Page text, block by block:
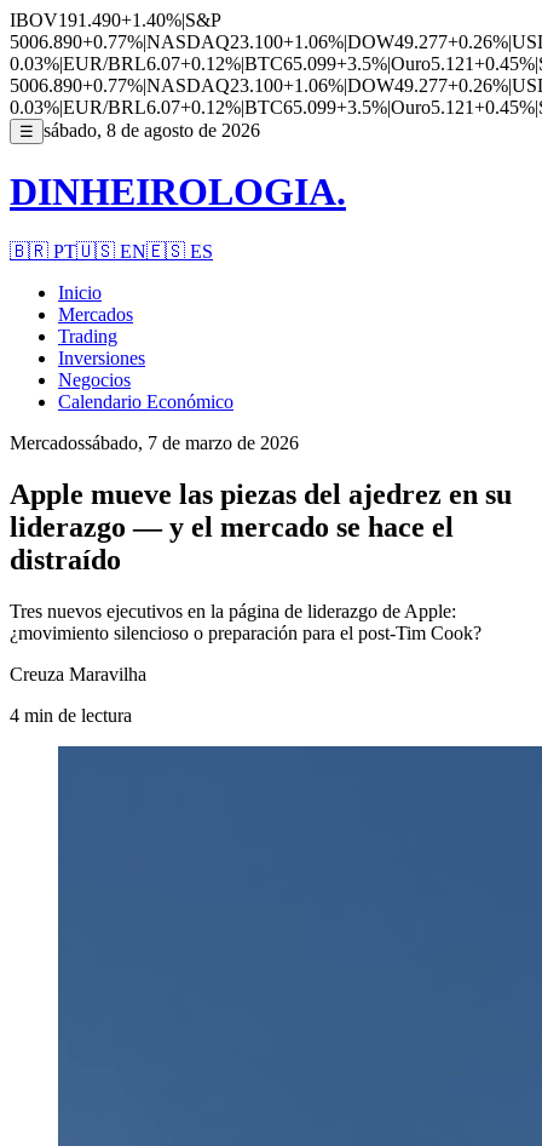
IBOV191.490+1.40%|S&P
5006.890+0.77%|NASDAQ23.100+1.06%|DOW49.277+0.26%|
0.03%|EUR/BRL6.07+0.12%|BTC65.099+3.5%|Ouro5.121+0.45%|
5006.890+0.77%|NASDAQ23.100+1.06%|DOW49.277+0.26%|
0.03%|EUR/BRL6.07+0.12%|BTC65.099+3.5%|Ouro5.121+0.45%|
☰ sábado, 8 de agosto de 2026
DINHEIROLOGIA.
🇧🇷 PT🇺🇸 EN🇪🇸 ES
Inicio
Mercados
Trading
Inversiones
Negocios
Calendario Económico
Mercadossábado, 7 de marzo de 2026
Apple mueve las piezas del ajedrez en su
liderazgo — y el mercado se hace el
distraído
Tres nuevos ejecutivos en la página de liderazgo de Apple:
¿movimiento silencioso o preparación para el post-Tim Cook?
Creuza Maravilha
4 min de lectura